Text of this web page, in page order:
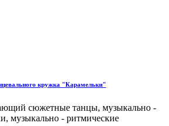
кружка "Карамельки"
сюжетные танцы, музыкально -
музыкально - ритмические